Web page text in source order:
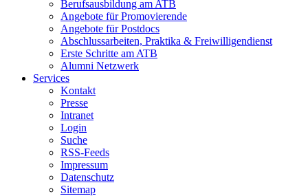
Berufsausbildung am ATB
Angebote für Promovierende
Angebote für Postdocs
Abschlussarbeiten, Praktika & Freiwilligendienst
Erste Schritte am ATB
Alumni Netzwerk
Services
Kontakt
Presse
Intranet
Login
Suche
RSS-Feeds
Impressum
Datenschutz
Sitemap